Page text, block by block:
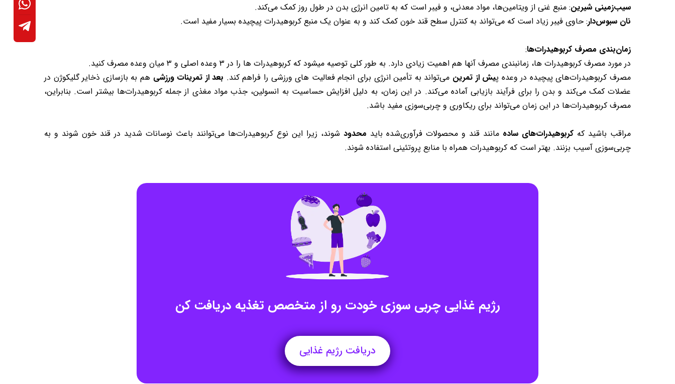
سیب‌زمینی شیرین: منبع غنی از ویتامین‌ها، مواد معدنی، و فیبر است که به تامین انرژی بدن در طول روز کمک می‌کند.
نان سبوس‌دار: حاوی فیبر زیاد است که می‌تواند به کنترل سطح قند خون کمک کند و به عنوان یک منبع کربوهیدرات پیچیده بسیار مفید است.
زمان‌بندی مصرف کربوهیدرات‌ها:
در مورد مصرف کربوهیدرات ها، زمانبندی مصرف آنها هم اهمیت زیادی دارد. به طور کلی توصیه میشود که کربوهیدرات ها را در ۳ وعده اصلی و ۳ میان وعده مصرف کنید.
مصرف کربوهیدرات‌های پیچیده در وعده پیش از تمرین می‌تواند به تأمین انرژی برای انجام فعالیت های ورزشی را فراهم کند. بعد از تمرینات ورزشی هم به بازسازی ذخایر گلیکوژن در
عضلات کمک می‌کند و بدن را برای فرآیند بازیابی آماده می‌کند. در این زمان، به دلیل افزایش حساسیت به انسولین، جذب مواد مغذی از جمله کربوهیدرات‌ها بیشتر است. بنابراین،
مصرف کربوهیدرات‌ها در این زمان می‌تواند برای ریکاوری و چربی‌سوزی مفید باشد.
مراقب باشید که کربوهیدرات‌های ساده مانند قند و محصولات فرآوری‌شده باید محدود شوند، زیرا این نوع کربوهیدرات‌ها می‌توانند باعث نوسانات شدید در قند خون شوند و به
چربی‌سوزی آسیب بزنند. بهتر است که کربوهیدرات همراه با منابع پروتئینی استفاده شوند.
رژیم غذایی چربی سوزی خودت رو از متخصص تغذیه دریافت کن
دریافت رژیم غذایی